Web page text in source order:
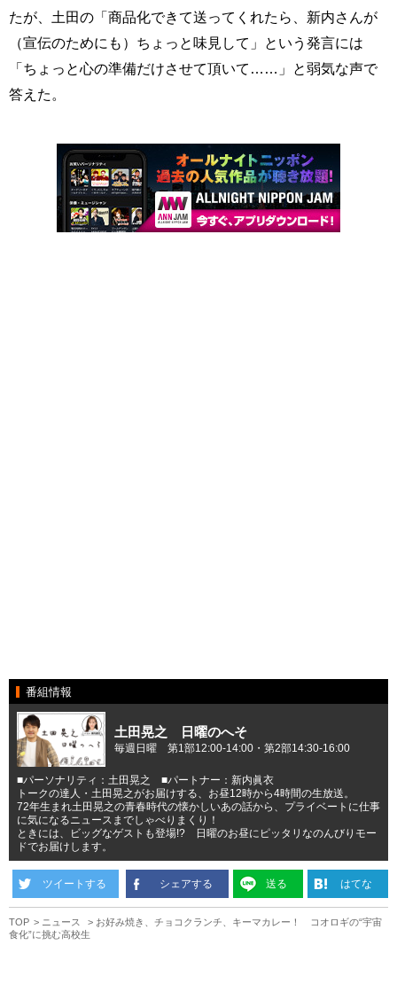
たが、土田の「商品化できて送ってくれたら、新内さんが
（宣伝のためにも）ちょっと味見して」という発言には
「ちょっと心の準備だけさせて頂いて……」と弱気な声で
答えた。
番組情報
土田晃之 日曜のへそ
毎週日曜 第1部12:00-14:00・第2部14:30-16:00
■パーソナリティ：土田晃之 ■パートナー：新内眞衣
トークの達人・土田晃之がお届けする、お昼12時から4時間の生放送。
72年生まれ土田晃之の青春時代の懐かしいあの話から、プライベートに仕事
に気になるニュースまでしゃべりまくり！
ときには、ビッグなゲストも登場!? 日曜のお昼にピッタリなのんびりモー
ドでお届けします。
ツイートする シェアする 送る はてな
TOP ニュース
お好み焼き、チョコクランチ、キーマカレー！ コオロギの“宇宙
食化”に挑む高校生